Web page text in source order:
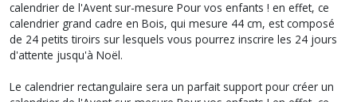
calendrier de l'Avent sur-mesure Pour vos enfants ! en effet, ce
calendrier grand cadre en Bois, qui mesure 44 cm, est composé
de 24 petits tiroirs sur lesquels vous pourrez inscrire les 24 jours
d'attente jusqu'à Noël.
Le calendrier rectangulaire sera un parfait support pour créer un